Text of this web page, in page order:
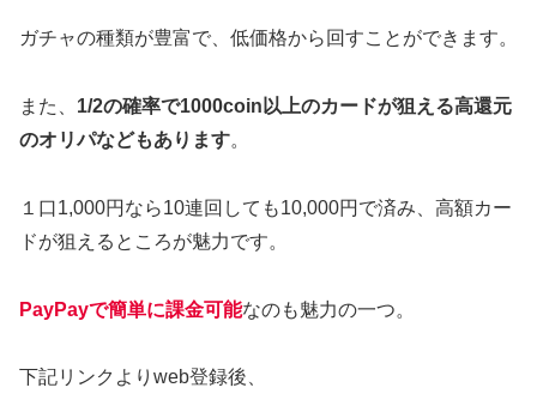
ガチャの種類が豊富で、低価格から回すことができます。
また、 1/2の確率で1000coin以上のカードが狙える高還元
のオリパなどもあります。
１口1,000円なら10連回しても10,000円で済み、高額カー
ドが狙えるところが魅力です。
PayPayで簡単に課金可能なのも魅力の一つ。
下記リンクよりweb登録後、